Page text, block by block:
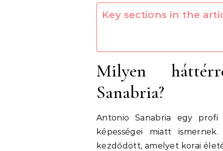
Key sections in the
Milyen
Sanabria?
Antonio Sanabria egy
képességei miatt
kezdődött, amelyet korai